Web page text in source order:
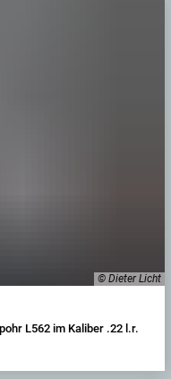
© Dieter Licht
L562 im Kaliber .22 l.r.